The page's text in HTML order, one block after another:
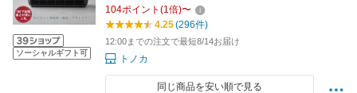
ソーシャルギフト可
aomiya cooler ミニクーラー 車中泊 持ち運べる
エアコン コンパクト 洗面所 キッチン 台所
104ポイント (1 倍)〜
4.25(296件)
12:00までの注文で最短8/14お届け
トノカ
同じ商品を安い順で見る